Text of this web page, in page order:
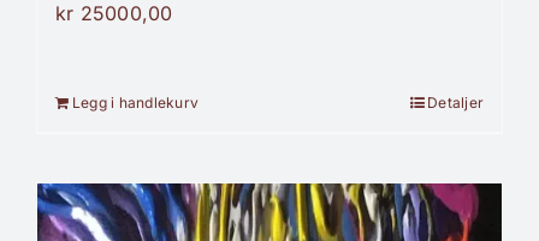
kr 25000,00
Legg i handlekurv Detaljer